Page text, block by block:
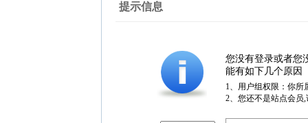
提示信息
您没有登录或者您
能有如下几个原因
1、用户组权限：你所
2、您还不是站点会员